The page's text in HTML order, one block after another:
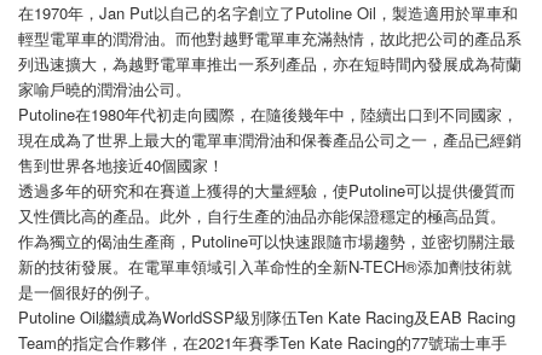
品
牌
PUTOLINE
(4)
價格
(HK$)
~
在1970年，Jan Put以自己的名字創立了Putoline Oil，製造適用於單車和
輕型電單車的潤滑油。而他對越野電單車充滿熱情，故此把公司的產品系
列迅速擴大，為越野電單車推出一系列產品，亦在短時間內發展成為荷蘭
家喻戶曉的潤滑油公司。
Putoline在1980年代初走向國際，在隨後幾年中，陸續出口到不同國家，
現在成為了世界上最大的電單車潤滑油和保養產品公司之一，產品已經銷
售到世界各地接近40個國家！
透過多年的研究和在賽道上獲得的大量經驗，使Putoline可以提供優質而
又性價比高的產品。此外，自行生產的油品亦能保證穩定的極高品質。
作為獨立的偈油生產商，Putoline可以快速跟隨市場趨勢，並密切關注最
新的技術發展。在電單車領域引入革命性的全新N-TECH®添加劑技術就
是一個很好的例子。
Putoline Oil繼續成為WorldSSP級別隊伍Ten Kate Racing及EAB Racing
Team的指定合作夥伴，在2021年賽季Ten Kate Racing的77號瑞士車手